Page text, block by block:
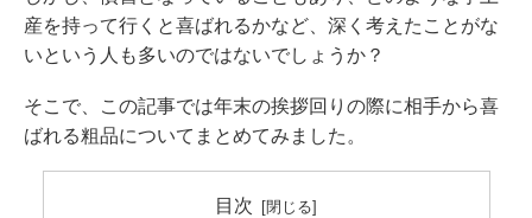
産を持って行くと喜ばれるかなど、深く考えたことがな
いという人も多いのではないでしょうか？
そこで、この記事では年末の挨拶回りの際に相手から喜
ばれる粗品についてまとめてみました。
目次